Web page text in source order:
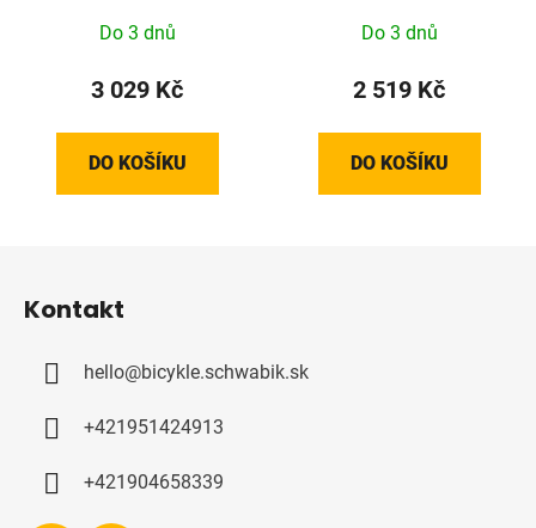
Do 3 dnů
3 029 Kč
DO KOŠÍKU
Do 3 dnů
2 519 Kč
DO KOŠÍKU
Kontakt
hello@bicykle.schwabik.sk
+421951424913
+421904658339